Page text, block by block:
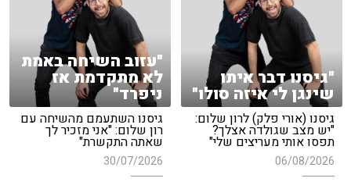
"גיסנו דבר איתו
שינגן לי איזה סולו"
גיסנו (אורי פלק) לרון שלום:
"יש מצב שגולדה אצלך?
תפסו אותי מעריצים שלי"
06/08/2026
"עזוב השיחה באמת
לא מתקדמת אז
ניפרד"
גיסנו השתעמם מהשיחה עם
רון שלום: "אני מזכיר לך
שאתה התקשרת"
30/07/2026